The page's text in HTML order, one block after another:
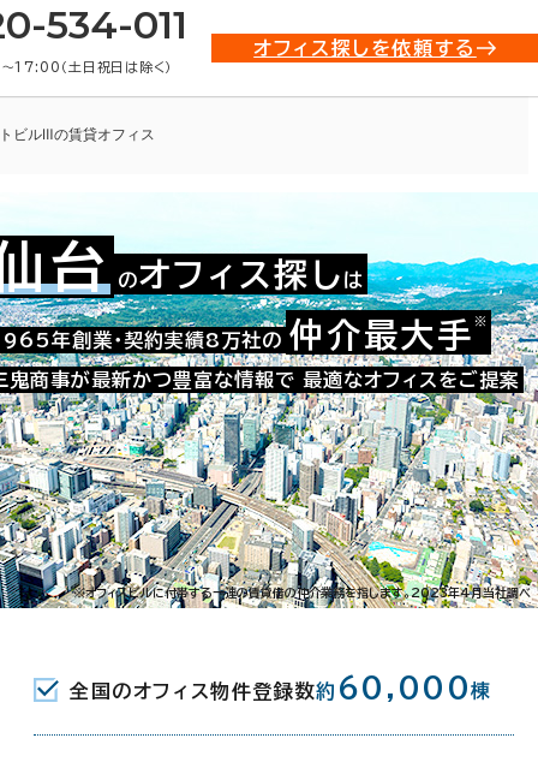
534-011
17:00（土日祝日は除く）
オフィス探しを依頼する
ビルⅢの賃貸オフィス
お問い合わせ番号：002-10595
。
台 のオフィス探し は
年創業・契約実績8万社の 仲介最大手 ※
鬼商事が最新かつ豊富な情報で 最適なオフィスをご提案
※オフィスビルに付帯する一連の賃貸借の仲介業務を指します。2023年4月当社調べ
全国のオフィス物件登録数約 60,000棟